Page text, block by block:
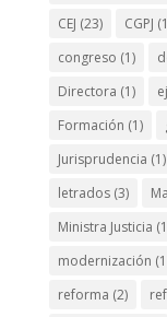
CEJ (23) CGPJ
congreso (1)
Directora (1)
Formación (1)
Jurisprudencia (1)
letrados(3)
Ministra Justicia
modernización
reforma (2)